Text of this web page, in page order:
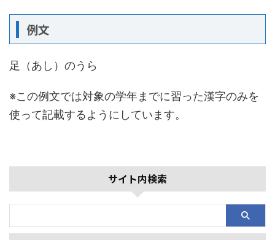
例文
足（あし）のうら
※この例文では対象の学年までに習った漢字のみを
使って記載するようにしています。
サイト内検索